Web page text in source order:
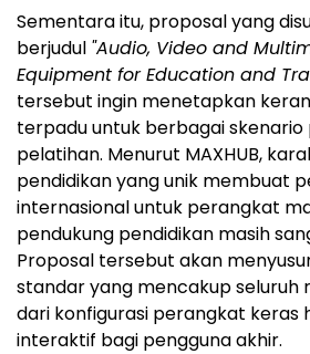
Sementara itu, proposal yang
berjudul "Audio, Video and
Equipment for Education and
tersebut ingin menetapkan
terpadu untuk berbagai skenario
pelatihan. Menurut MAXHUB,
pendidikan yang unik membuat
internasional untuk perangkat
pendukung pendidikan masih
Proposal tersebut akan
standar yang mencakup seluruh
dari konfigurasi perangkat keras
interaktif bagi pengguna akhir.